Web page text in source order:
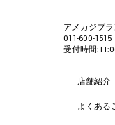
アメカジブ
011-600-1515
受付時間
店舗紹介
よくある